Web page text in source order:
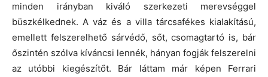
minden irányban kiváló szerkezeti merevséggel
büszkélkednek. A váz és a villa tárcsafékes kialakítású,
emellett felszerelhető sárvédő, sőt, csomagtartó is, bár
őszintén szólva kíváncsi lennék, hányan fogják felszerelni
az utóbbi kiegészítőt. Bár láttam már képen Ferrari